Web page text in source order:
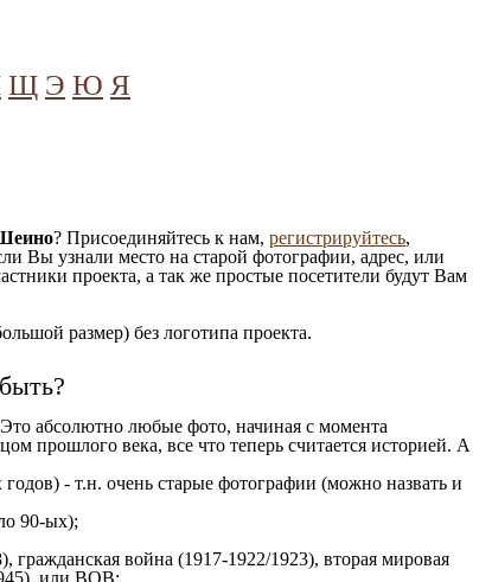
Щ Э Ю Я
? Присоединяйтесь к нам, регистрируйтесь,
Вы узнали место на старой фотографии, адрес, или
проекта, а так же простые посетители будут Вам
размер) без логотипа проекта.
абсолютно любые фото, начиная c момента
прошлого века, все что теперь считается историей. А
- т.н. очень старые фотографии (можно назвать и
90-ых);
война (1917-1922/1923), вторая мировая
или ВОВ;